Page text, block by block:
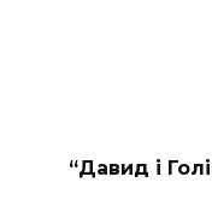
“Давид і